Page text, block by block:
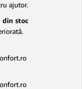
ajutor.
din stoc